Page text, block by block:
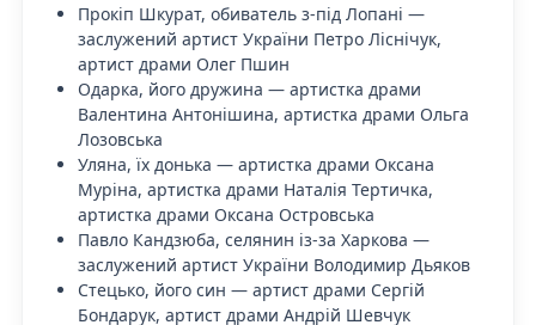
Прокіп Шкурат, обиватель з-під Лопані —
заслужений артист України Петро Ліснічук,
артист драми Олег Пшин
Одарка, його дружина — артистка драми
Валентина Антонішина, артистка драми Ольга
Лозовська
Уляна, їх донька — артистка драми Оксана
Муріна, артистка драми Наталія Тертичка,
артистка драми Оксана Островська
Павло Кандзюба, селянин із-за Харкова —
заслужений артист України Володимир Дьяков
Стецько, його син — артист драми Сергій
Бондарук, артист драми Андрій Шевчук